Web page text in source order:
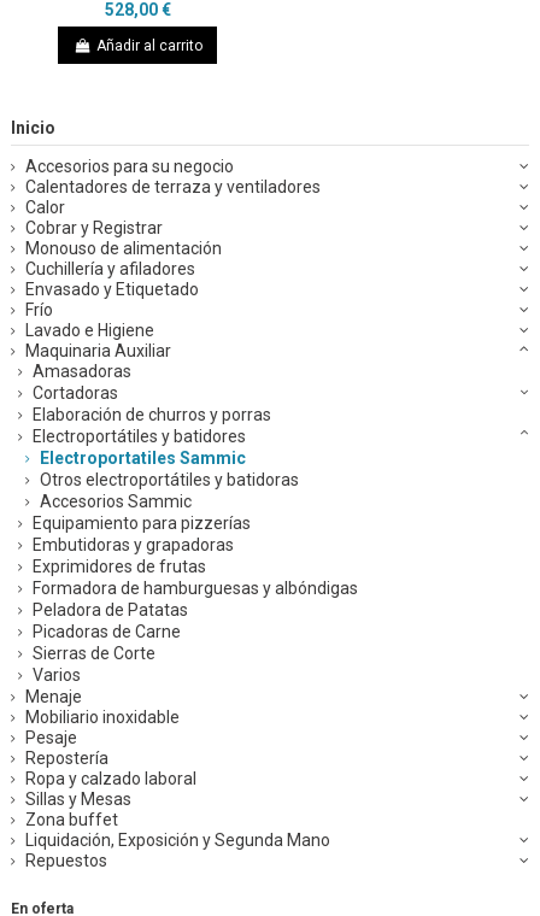
528,00 €
Añadir al carrito
Inicio
Accesorios para su negocio
Calentadores de terraza y ventiladores
Calor
Cobrar y Registrar
Monouso de alimentación
Cuchillería y afiladores
Envasado y Etiquetado
Frío
Lavado e Higiene
Maquinaria Auxiliar
Amasadoras
Cortadoras
Elaboración de churros y porras
Electroportátiles y batidores
Electroportatiles Sammic
Otros electroportátiles y batidoras
Accesorios Sammic
Equipamiento para pizzerías
Embutidoras y grapadoras
Exprimidores de frutas
Formadora de hamburguesas y albóndigas
Peladora de Patatas
Picadoras de Carne
Sierras de Corte
Varios
Menaje
Mobiliario inoxidable
Pesaje
Repostería
Ropa y calzado laboral
Sillas y Mesas
Zona buffet
Liquidación, Exposición y Segunda Mano
Repuestos
En oferta